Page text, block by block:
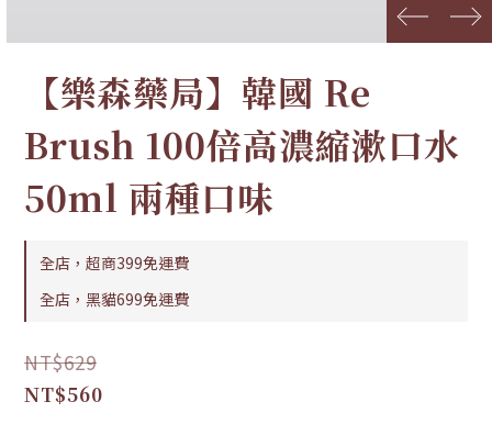
prev next
【樂森藥局】韓國 Re
Brush 100倍高濃縮漱口水
50ml 兩種口味
全店，超商399免運費
全店，黑貓699免運費
NT$629
NT$560